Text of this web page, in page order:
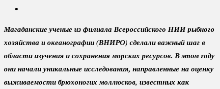
Магаданские ученые из филиала Всероссийского НИИ рыбного
хозяйства и океанографии (ВНИРО) сделали важный шаг в
области изучения и сохранения морских ресурсов. В этом году
они начали уникальные исследования, направленные на оценку
выживаемости брюхоногих моллюсков, известных как